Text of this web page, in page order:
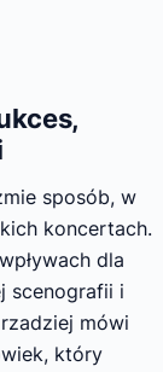
sposób, w
koncertach.
dla
scenografii i
mówi
który